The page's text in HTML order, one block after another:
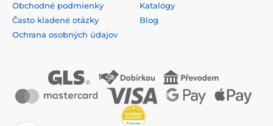
Obchodné podmienky
Často kladené otázky
Ochrana osobných údajov
Katalógy
Blog